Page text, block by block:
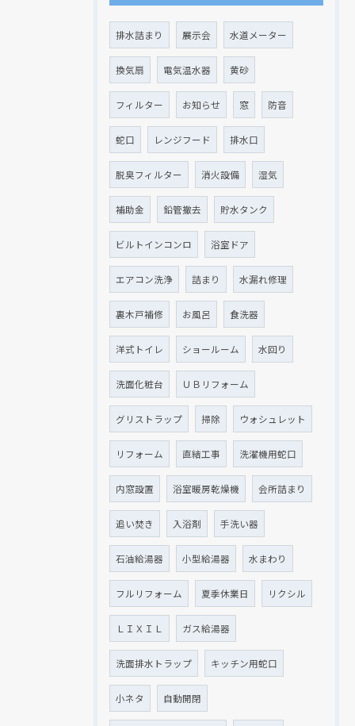
排水詰まり 展示会 水道メーター
換気扇 電気温水器 黄砂
フィルター お知らせ 窓 防音
蛇口 レンジフード 排水口
脱臭フィルター 消火設備 湿気
補助金 鉛管撤去 貯水タンク
ビルトインコンロ 浴室ドア
エアコン洗浄 詰まり 水漏れ修理
裏木戸補修 お風呂 食洗器
洋式トイレ ショールーム 水回り
洗面化粧台 ＵＢリフォーム
グリストラップ 掃除 ウォシュレット
リフォーム 直結工事 洗濯機用蛇口
内窓設置 浴室暖房乾燥機 会所詰まり
追い焚き 入浴剤 手洗い器
石油給湯器 小型給湯器 水まわり
フルリフォーム 夏季休業日 リクシル
ＬＩＸＩＬ ガス給湯器
洗面排水トラップ キッチン用蛇口
小ネタ 自動開閉
クリックでチラシのページにジャンプします
クリックでチラシのページにジャンプします